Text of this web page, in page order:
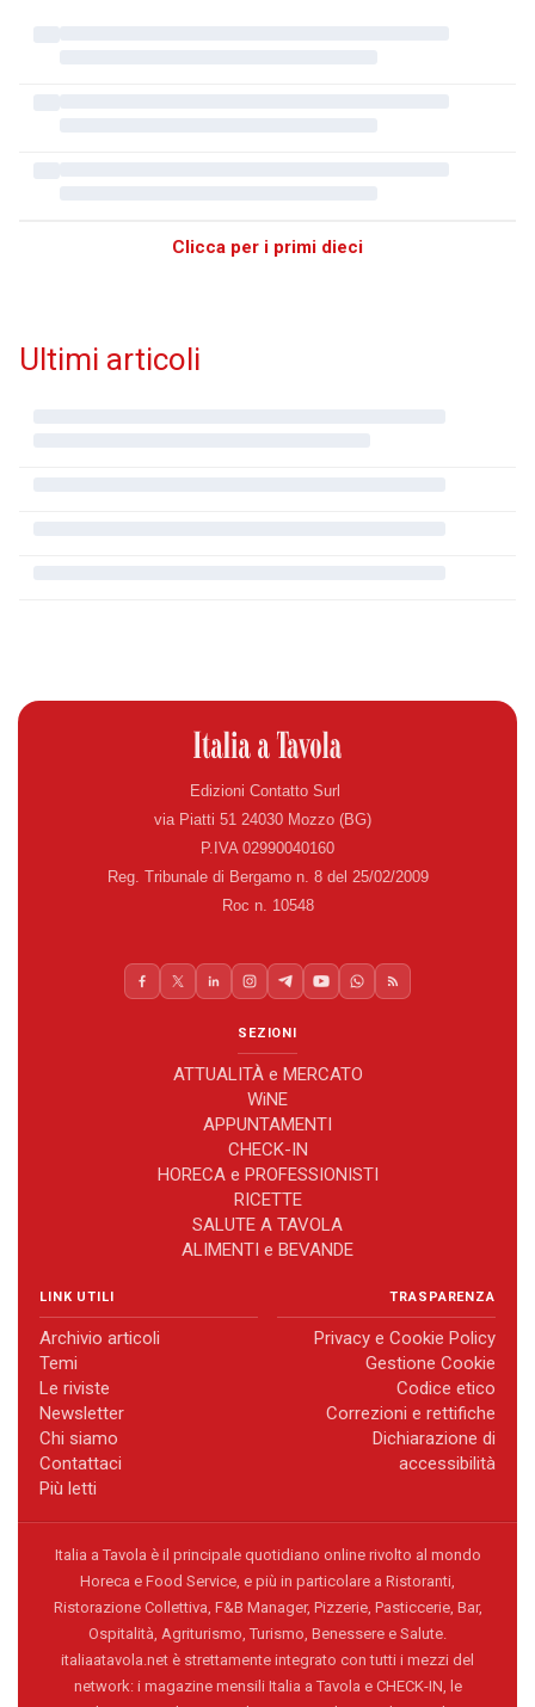
Clicca per i primi dieci
Ultimi articoli
Edizioni Contatto Surl
via Piatti 51 24030 Mozzo (BG)
P.IVA 02990040160
Reg. Tribunale di Bergamo n. 8 del 25/02/2009
Roc n. 10548
SEZIONI
ATTUALITÀ e MERCATO
WiNE
APPUNTAMENTI
CHECK-IN
HORECA e PROFESSIONISTI
RICETTE
SALUTE A TAVOLA
ALIMENTI e BEVANDE
LINK UTILI
Archivio articoli
Temi
Le riviste
Newsletter
Chi siamo
Contattaci
Più letti
TRASPARENZA
Privacy e Cookie Policy
Gestione Cookie
Codice etico
Correzioni e rettifiche
Dichiarazione di
accessibilità
Italia a Tavola è il principale quotidiano online rivolto al mondo
Horeca e Food Service, e più in particolare a Ristoranti,
Ristorazione Collettiva, F&B Manager, Pizzerie, Pasticcerie, Bar,
Ospitalità, Agriturismo, Turismo, Benessere e Salute.
italiaatavola.net è strettamente integrato con tutti i mezzi del
network: i magazine mensili Italia a Tavola e CHECK-IN, le